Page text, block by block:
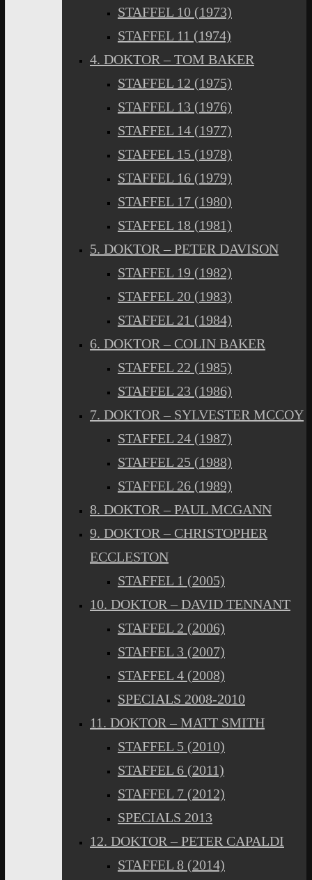
STAFFEL 10 (1973)
STAFFEL 11 (1974)
4. DOKTOR – TOM BAKER
STAFFEL 12 (1975)
STAFFEL 13 (1976)
STAFFEL 14 (1977)
STAFFEL 15 (1978)
STAFFEL 16 (1979)
STAFFEL 17 (1980)
STAFFEL 18 (1981)
5. DOKTOR – PETER DAVISON
STAFFEL 19 (1982)
STAFFEL 20 (1983)
STAFFEL 21 (1984)
6. DOKTOR – COLIN BAKER
STAFFEL 22 (1985)
STAFFEL 23 (1986)
7. DOKTOR – SYLVESTER MCCOY
STAFFEL 24 (1987)
STAFFEL 25 (1988)
STAFFEL 26 (1989)
8. DOKTOR – PAUL MCGANN
9. DOKTOR – CHRISTOPHER
ECCLESTON
STAFFEL 1 (2005)
10. DOKTOR – DAVID TENNANT
STAFFEL 2 (2006)
STAFFEL 3 (2007)
STAFFEL 4 (2008)
SPECIALS 2008-2010
11. DOKTOR – MATT SMITH
STAFFEL 5 (2010)
STAFFEL 6 (2011)
STAFFEL 7 (2012)
SPECIALS 2013
12. DOKTOR – PETER CAPALDI
STAFFEL 8 (2014)